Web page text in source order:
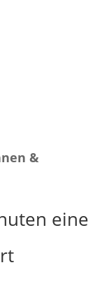
&
eine